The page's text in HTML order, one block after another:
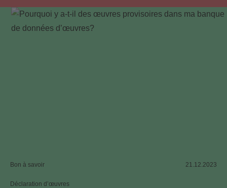
Bon à savoir 21.12.2023
Déclaration d’œuvres